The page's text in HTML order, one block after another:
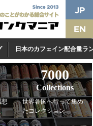
日本のカフェイン配合量ラ
想
7000
Collections
世界各国へ行って集め
たコレクション